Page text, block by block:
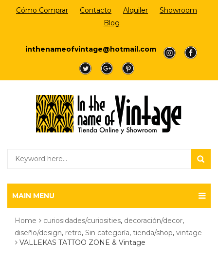
Cómo Comprar Contacto Alquiler
Showroom
Blog
inthenameofvintage@hotmail.com
a
a
a
a a
MAIN MENU
Home curiosidades/curiosities, decoración/decor,
diseño/design, retro, Sin categoría, tienda/shop, vintage
VALLEKAS TATTOO ZONE & Vintage